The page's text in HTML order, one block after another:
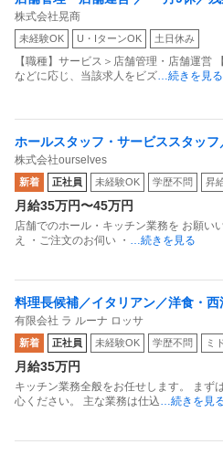
ンド／伝統と革新」ホール／キッチ
株式会社晃商
未経験OK U・IターンOK 土日休み
【職種】サービス＞店舗管理・店舗運営
などに応じ、当該求人をビズ…続きを見る
ホールスタッフ・サービススタッ
株式会社ourselves
新着 正社員 未経験OK 学歴不問 昇
月給35万円〜45万円
店舗でのホール・キッチン業務を お願いいたします。 【
え ・ご注文のお伺い ・ …続きを見る
料理長候補／イタリアン／洋食・
賞与あり
有限会社 ラ ルーナ ロッサ
新着 正社員 未経験OK 学歴不問 ミ
月給35万円
キッチン業務全般をお任せします。 まず
心ください。 主な業務は仕込…続きを見